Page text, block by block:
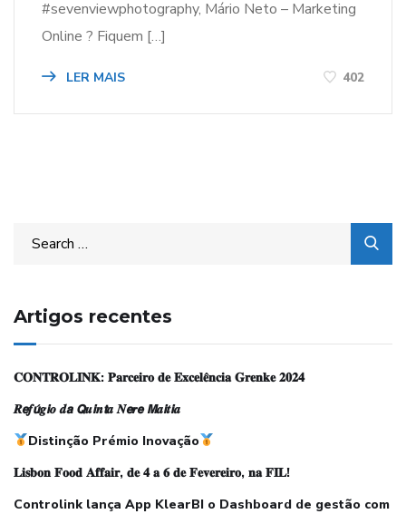
#sevenviewphotography, Mário Neto – Marketing
Online ? Fiquem […]
LER MAIS 402
Artigos recentes
𝐂𝐎𝐍𝐓𝐑𝐎𝐋𝐈𝐍𝐊: 𝐏𝐚𝐫𝐜𝐞𝐢𝐫𝐨 𝐝𝐞 𝐄𝐱𝐜𝐞𝐥𝐞̂𝐧𝐜𝐢𝐚 𝐆𝐫𝐞𝐧𝐤𝐞 𝟐𝟎𝟐𝟒
𝑹𝙚𝒇𝙪́𝒈𝙞𝒐 𝒅𝙖 𝙌𝒖𝙞𝒏𝙩𝒂 𝑵𝙚𝒓𝙚 𝙈𝒂𝙞𝒕𝙞𝒂
Distinção Prémio Inovação
𝐋𝐢𝐬𝐛𝐨𝐧 𝐅𝐨𝐨𝐝 𝐀𝐟𝐟𝐚𝐢𝐫, 𝐝𝐞 𝟒 𝐚 𝟔 𝐝𝐞 𝐅𝐞𝐯𝐞𝐫𝐞𝐢𝐫𝐨, 𝐧𝐚 𝐅𝐈𝐋!
Controlink lança App KlearBI o Dashboard de gestão com